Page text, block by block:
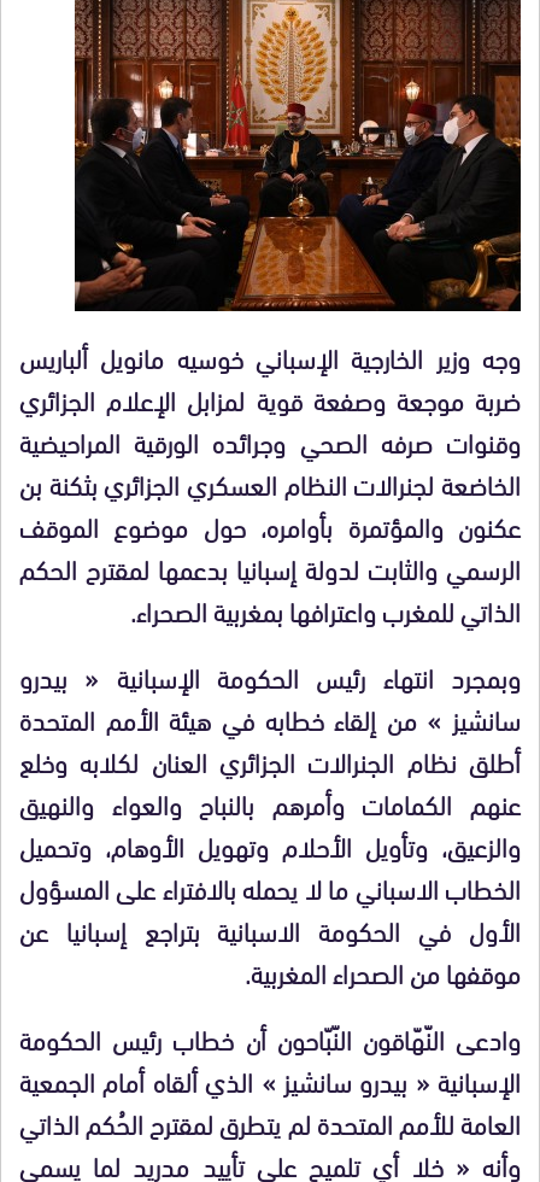
وجه وزير الخارجية الإسباني خوسيه مانويل ألباريس
ضربة موجعة وصفعة قوية لمزابل الإعلام الجزائري
وقنوات صرفه الصحي وجرائده الورقية المراحيضية
الخاضعة لجنرالات النظام العسكري الجزائري بثكنة بن
عكنون والمؤتمرة بأوامره، حول موضوع الموقف
الرسمي والثابت لدولة إسبانيا بدعمها لمقترح الحكم
الذاتي للمغرب واعترافها بمغربية الصحراء.
وبمجرد انتهاء رئيس الحكومة الإسبانية « بيدرو
سانشيز » من إلقاء خطابه في هيئة الأمم المتحدة
أطلق نظام الجنرالات الجزائري العنان لكلابه وخلع
عنهم الكمامات وأمرهم بالنباح والعواء والنهيق
والزعيق، وتأويل الأحلام وتهويل الأوهام، وتحميل
الخطاب الاسباني ما لا يحمله بالافتراء على المسؤول
الأول في الحكومة الاسبانية بتراجع إسبانيا عن
موقفها من الصحراء المغربية.
وادعى النّهّاقون النّبّاحون أن خطاب رئيس الحكومة
الإسبانية « بيدرو سانشيز » الذي ألقاه أمام الجمعية
العامة للأمم المتحدة لم يتطرق لمقترح الحُكم الذاتي
وأنه « خلا أي تلميح على تأييد مدريد لما يسمى